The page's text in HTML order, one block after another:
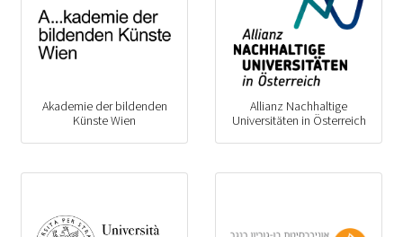
Akademie der bildenden
Künste Wien
Allianz Nachhaltige
Universitäten in Österreich